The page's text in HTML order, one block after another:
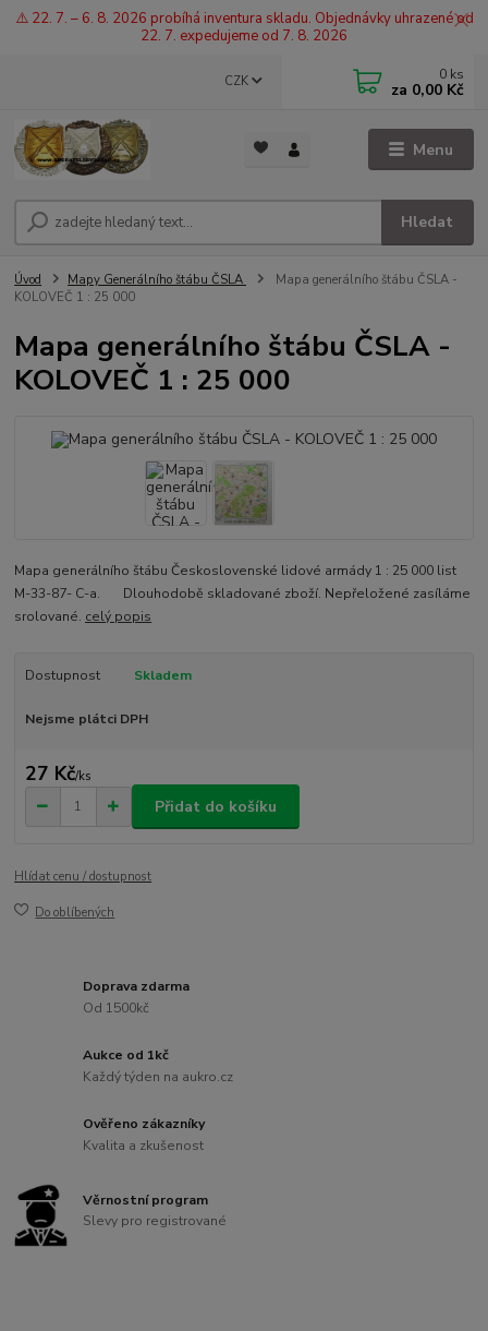
⚠️ 22. 7. – 6. 8. 2026 probíhá inventura skladu. Objednávky uhrazené od
22. 7. expedujeme od 7. 8. 2026
Menu
CZK
Hledat
0 ks
za 0,00 Kč
Úvod Mapy Generálního štábu ČSLA
Mapa generálního štábu ČSLA -
KOLOVEČ 1 : 25 000
Mapa generálního štábu ČSLA -
KOLOVEČ 1 : 25 000
Mapa generálního štábu Československé lidové armády 1 : 25 000 list
M-33-87- C-a. Dlouhodobě skladované zboží. Nepřeložené zasíláme
srolované. celý popis
Dostupnost Skladem
Nejsme plátci DPH
27 Kč/ks
Přidat do košíku
Hlídat cenu / dostupnost
Do oblíbených
Doprava zdarma
Od 1500kč
Aukce od 1kč
Každý týden na aukro.cz
Ověřeno zákazníky
Kvalita a zkušenost
Věrnostní program
Slevy pro registrované